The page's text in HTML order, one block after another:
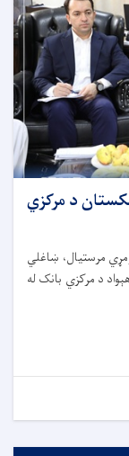
د مرکزي
مرستیال، ښاغلي
د مرکزي بانک له